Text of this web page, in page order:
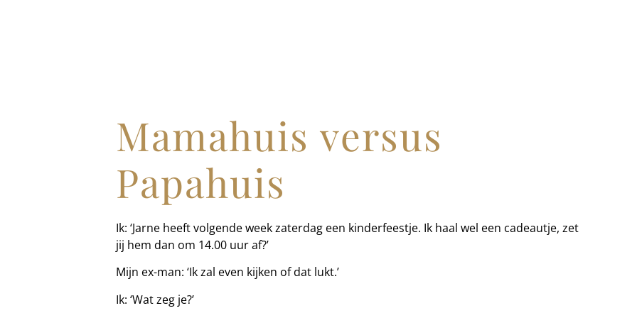
Mamahuis versus
Papahuis
Ik: ‘Jarne heeft volgende week zaterdag een kinderfeestje. Ik haal wel een cadeautje, zet
jij hem dan om 14.00 uur af?’
Mijn ex-man: ‘Ik zal even kijken of dat lukt.’
Ik: ‘Wat zeg je?’